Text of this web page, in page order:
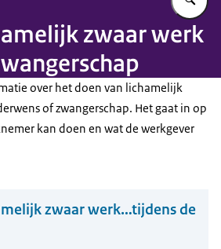
zwaar werk
over het doen van lichamelijk
of zwangerschap. Het gaat in op
kan doen en wat de werkgever
zwaar werk…tijdens de